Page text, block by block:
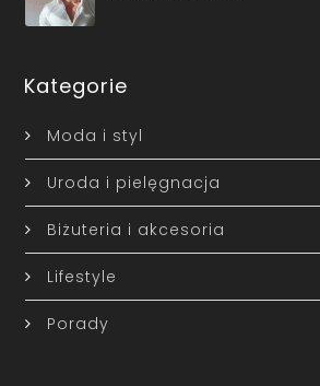
Kategorie
Moda i styl
Uroda i pielęgnacja
Biżuteria i akcesoria
Lifestyle
Porady